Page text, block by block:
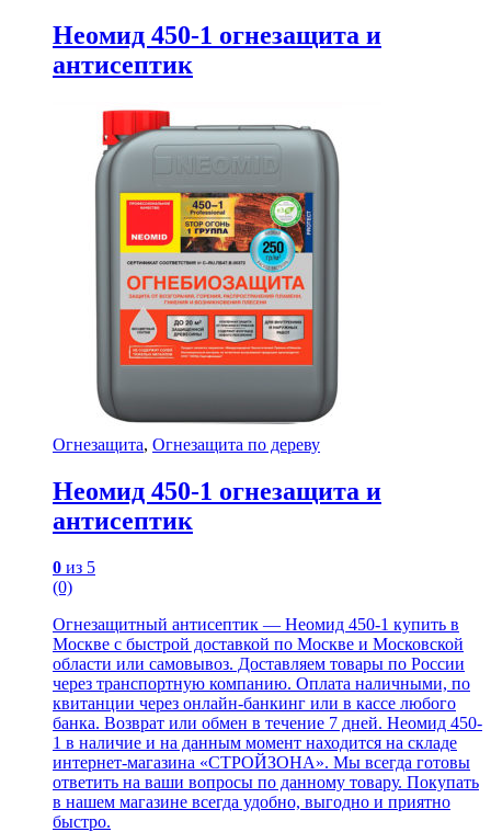
Неомид 450-1 огнезащита и
антисептик
Огнезащита, Огнезащита по дереву
Неомид 450-1 огнезащита и
антисептик
0 из 5
(0)
Огнезащитный антисептик — Неомид 450-1 купить в
Москве с быстрой доставкой по Москве и Московской
области или самовывоз. Доставляем товары по России
через транспортную компанию. Оплата наличными, по
квитанции через онлайн-банкинг или в кассе любого
банка. Возврат или обмен в течение 7 дней. Неомид 450-
1 в наличие и на данным момент находится на складе
интернет-магазина «СТРОЙЗОНА». Мы всегда готовы
ответить на ваши вопросы по данному товару. Покупать
в нашем магазине всегда удобно, выгодно и приятно
быстро.